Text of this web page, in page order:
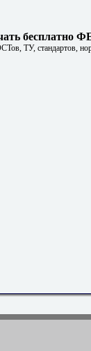
бесплатно
ТУ, стандартов,